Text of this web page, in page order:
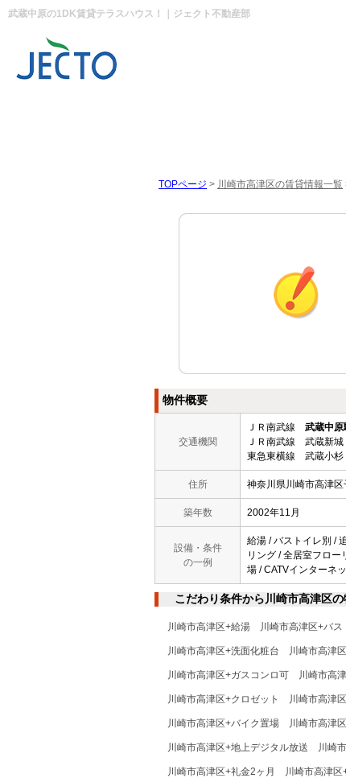
武蔵中原の1DK賃貸テラスハウス！｜ジェクト不動産部
TOPページ > 川崎市高津区の賃貸情報一覧
物件概要
交通機関
ＪＲ南武線 武蔵中原
ＪＲ南武線 武蔵新
東急東横線 武蔵小
住所 神奈川県川崎市高津区
築年数 2002年11月
設備・条件
の一例
給湯 / バストイレ別 /
リング / 全居室フロー
場 / CATVインターネ
こだわり条件から川崎市高津区
川崎市高津区+給湯 川崎市高津区+バス
川崎市高津区+洗面化粧台 川崎市高津
川崎市高津区+ガスコンロ可 川崎市高
川崎市高津区+クロゼット 川崎市高津
川崎市高津区+バイク置場 川崎市高津
川崎市高津区+地上デジタル放送 川崎
川崎市高津区+礼金2ヶ月 川崎市高津